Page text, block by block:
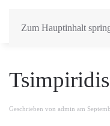
Zum Hauptinhalt
Geschrieben von admin am